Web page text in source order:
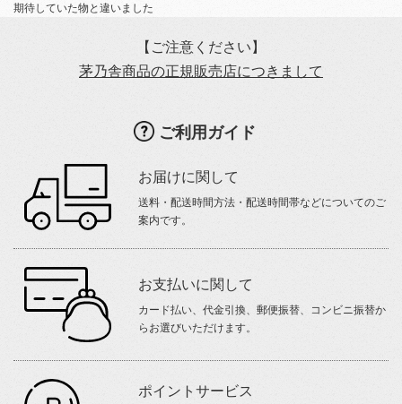
期待していた物と違いました
【ご注意ください】
茅乃舎商品の正規販売店につきまして
ご利用ガイド
お届けに関して
送料・配送時間方法・配送時間帯などについてのご
案内です。
お支払いに関して
カード払い、代金引換、郵便振替、コンビニ振替か
らお選びいただけます。
ポイントサービス